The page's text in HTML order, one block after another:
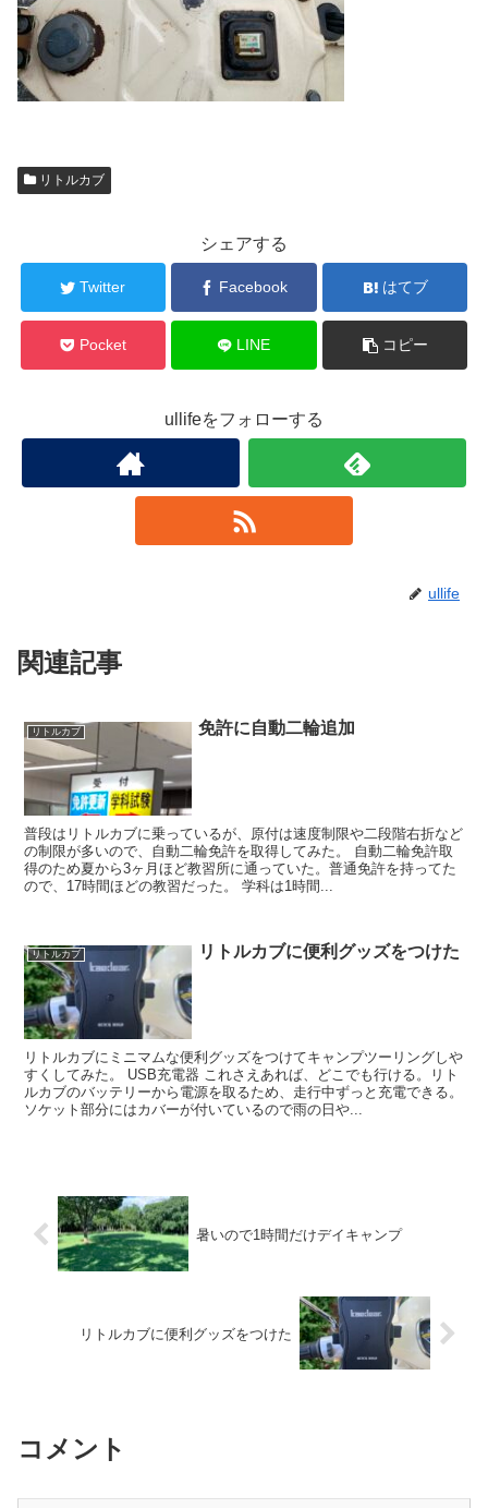
リトルカブ
シェアする
Twitter Facebook はてブ
Pocket LINE コピー
ullifeをフォローする
ullife
関連記事
リトルカブ 免許に自動二輪追加
普段はリトルカブに乗っているが、原付は速度制限や二段階右折など
の制限が多いので、自動二輪免許を取得してみた。 自動二輪免許取
得のため夏から3ヶ月ほど教習所に通っていた。普通免許を持ってた
ので、17時間ほどの教習だった。 学科は1時間...
リトルカブ リトルカブに便利グッズをつけた
リトルカブにミニマムな便利グッズをつけてキャンプツーリングしや
すくしてみた。 USB充電器 これさえあれば、どこでも行ける。リト
ルカブのバッテリーから電源を取るため、走行中ずっと充電できる。
ソケット部分にはカバーが付いているので雨の日や...
暑いので1時間だけデイキャンプ
リトルカブに便利グッズをつけた
コメント